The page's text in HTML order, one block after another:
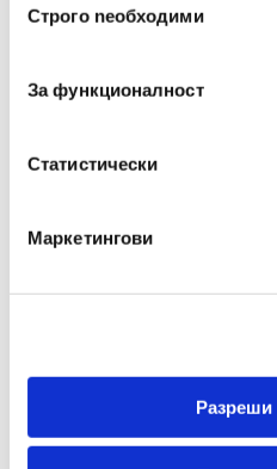
наСтрого nеобходими
За функционалност
Статистически
Маркетингови
Разреши
Препоръчани